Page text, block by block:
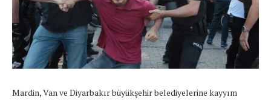
Mardin, Van ve Diyarbakır büyükşehir belediyelerine kayyım